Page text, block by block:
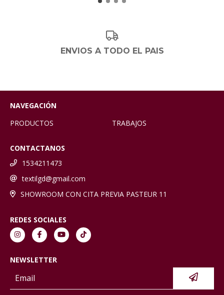
ENVIOS A TODO EL PAIS
NAVEGACIÓN
PRODUCTOS
TRABAJOS
CONTACTANOS
1534211473
textilgd@gmail.com
SHOWROOM CON CITA PREVIA PASTEUR 11
REDES SOCIALES
NEWSLETTER